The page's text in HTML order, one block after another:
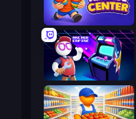
My Arcade Center
Arcade Empire